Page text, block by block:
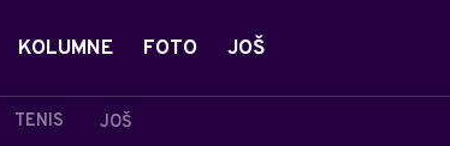
TENIS JOŠ
KOLUMNE FOTO JOŠ